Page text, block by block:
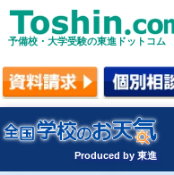
予備校・大学受験の東進ドットコム
Produced by 東進